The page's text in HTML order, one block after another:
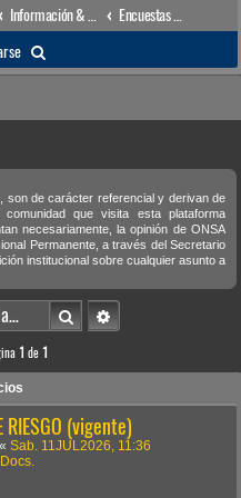
u
a
r
son de carácter referencial y derivan de
que visita esta plataforma
necesariamente, la opinión de ONSA
Permanente, a través del Secretario
institucional sobre cualquier asunto a
BuscarBúsqueda avanzada
1 de 1
RIESGO (vigente)
« Sab. 11JUL2026, 11:36